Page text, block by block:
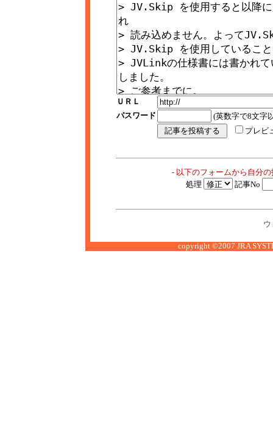
ＵＲＬ
パスワード
(英数字で8文字
プレビ
- 以下のフォームから自分
処理
記事No
copyright ©2007 JRA